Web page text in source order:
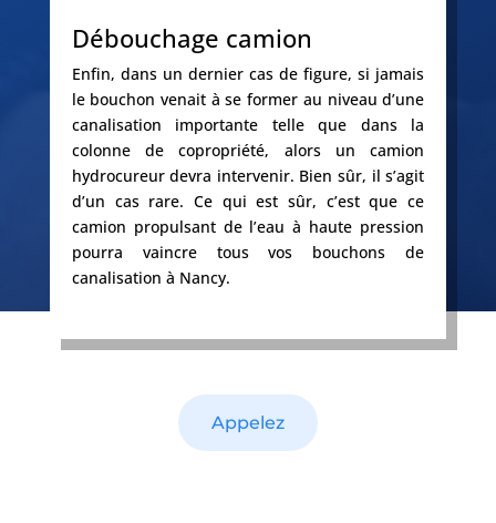
Débouchage camion
Enfin, dans un dernier cas de figure, si jamais
le bouchon venait à se former au niveau d’une
canalisation importante telle que dans la
colonne de copropriété, alors un camion
hydrocureur devra intervenir. Bien sûr, il s’agit
d’un cas rare. Ce qui est sûr, c’est que ce
camion propulsant de l’eau à haute pression
pourra vaincre tous vos bouchons de
canalisation à Nancy.
Appelez